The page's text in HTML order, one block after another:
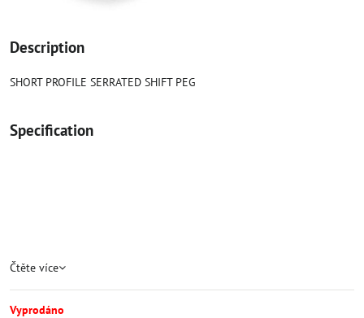
Description
SHORT PROFILE SERRATED SHIFT PEG
Specification
Čtěte více
Vyprodáno